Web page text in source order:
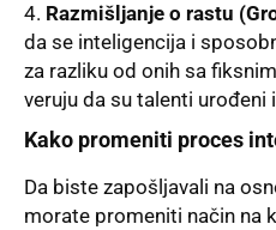
Razmišljanje o rastu
da se inteligencija i
za razliku od onih sa
veruju da su talenti urođeni
Kako promeniti proces
Da biste zapošljavali na
morate promeniti način na